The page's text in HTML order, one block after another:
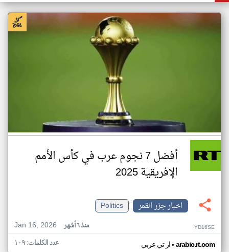
أفضل 7 نجوم عرب في كأس الأمم
الإفريقية 2025
اخبار جزر القمر
Politics
Jan 16, 2026
منذ ٦ أشهر YD16SE
ار تي عربي• arabic.rt.com عدد الكلمات: ١٠٩